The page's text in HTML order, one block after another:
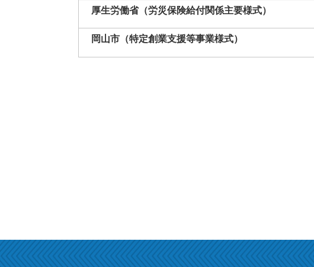
厚生労働省（労災保険給付関係主要様式）
岡山市（特定創業支援等事業様式）